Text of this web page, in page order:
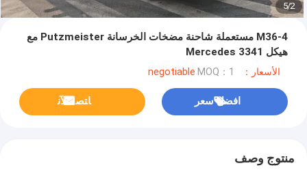
2
/
5
M36-4 مستعملة شاحنة مضخات الخرسانة Putzmeister مع
هيكل Mercedes 3341
الأسعار：negotiable MOQ：1
افضل سعر ﺎﺘﺼﻟ ﺍﻶﻧ
منتوج وصف